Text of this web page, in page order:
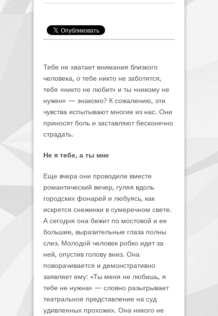
Тебе не хватает внимания близкого
человека, о тебе никто не заботится,
тебя «никто не любит» и ты «никому не
нужен» — знакомо? К сожалению, эти
чувства испытывают многие из нас. Они
приносят боль и заставляют бесконечно
страдать.
Не я тебе, а ты мне
Еще вчера они проводили вместе
романтический вечер, гуляя вдоль
городских фонарей и любуясь, как
искрятся снежинки в сумеречном свете.
А сегодня она бежит по мостовой и ее
большие, выразительные глаза полны
слез. Молодой человек робко идет за
ней, опустив голову вниз. Она
поворачивается и демонстративно
заявляет ему: «Ты меня не любишь, я
тебе не нужна» — словно разыгрывает
театральное представление на суд
удивленных прохожих. Она никого не